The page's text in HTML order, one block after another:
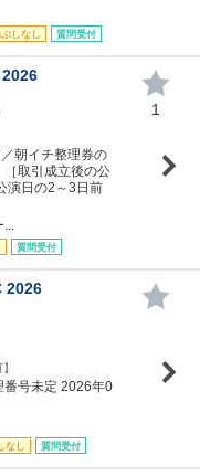
しなし 質問受付
朝イチ整理券の
取引成立後の公
演日の2～3日前
...
質問受付
1
2026
号未定 2026年0
なし 質問受付